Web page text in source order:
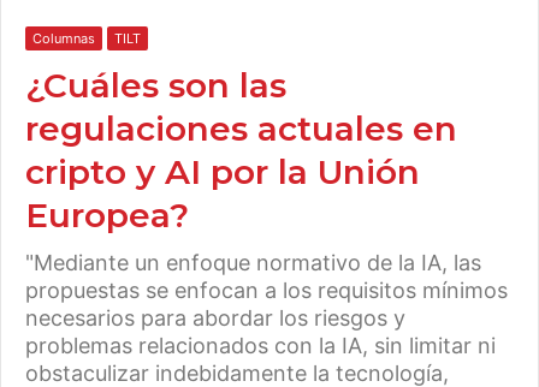
Columnas TILT
¿Cuáles son las
regulaciones actuales en
cripto y AI por la Unión
Europea?
"Mediante un enfoque normativo de la IA, las
propuestas se enfocan a los requisitos mínimos
necesarios para abordar los riesgos y
problemas relacionados con la IA, sin limitar ni
obstaculizar indebidamente la tecnología,